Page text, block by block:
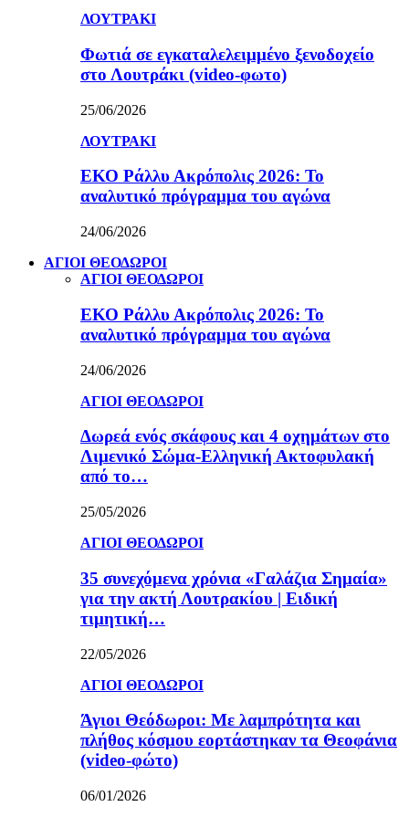
ΛΟΥΤΡΑΚΙ
Φωτιά σε εγκαταλελειμμένο ξενοδοχείο
στο Λουτράκι (video-φωτο)
25/06/2026
ΛΟΥΤΡΑΚΙ
ΕΚΟ Ράλλυ Ακρόπολις 2026: Το
αναλυτικό πρόγραμμα του αγώνα
24/06/2026
ΑΓΙΟΙ ΘΕΟΔΩΡΟΙ
ΑΓΙΟΙ ΘΕΟΔΩΡΟΙ
ΕΚΟ Ράλλυ Ακρόπολις 2026: Το
αναλυτικό πρόγραμμα του αγώνα
24/06/2026
ΑΓΙΟΙ ΘΕΟΔΩΡΟΙ
Δωρεά ενός σκάφους και 4 οχημάτων στο
Λιμενικό Σώμα-Ελληνική Ακτοφυλακή
από το…
25/05/2026
ΑΓΙΟΙ ΘΕΟΔΩΡΟΙ
35 συνεχόμενα χρόνια «Γαλάζια Σημαία»
για την ακτή Λουτρακίου | Ειδική
τιμητική…
22/05/2026
ΑΓΙΟΙ ΘΕΟΔΩΡΟΙ
Άγιοι Θεόδωροι: Με λαμπρότητα και
πλήθος κόσμου εορτάστηκαν τα Θεοφάνια
(video-φώτο)
06/01/2026